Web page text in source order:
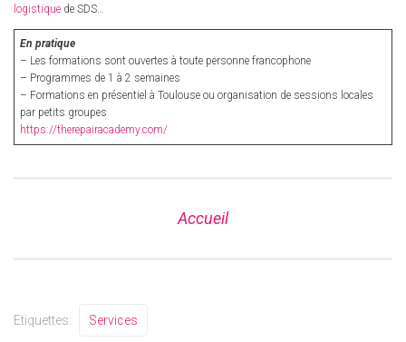
logistique de SDS…
En pratique
– Les formations sont ouvertes à toute personne francophone
– Programmes de 1 à 2 semaines
– Formations en présentiel à Toulouse ou organisation de sessions locales
par petits groupes
https://therepairacademy.com/
Accueil
Etiquettes: Services